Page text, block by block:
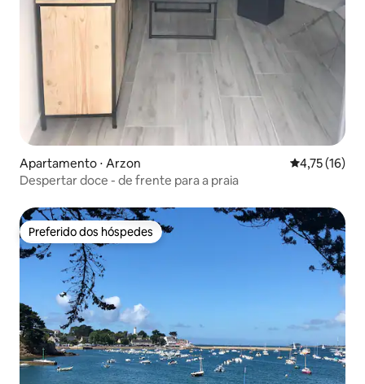
Apartamento ⋅ Arzon 4,75 de uma
4,75 (16)
Despertar doce - de frente para a praia
Preferido dos hóspedes
Preferido dos hóspedes